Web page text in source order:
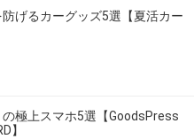
げるカーグッズ5選【夏活カー
の極上スマホ5選【GoodsPress
】